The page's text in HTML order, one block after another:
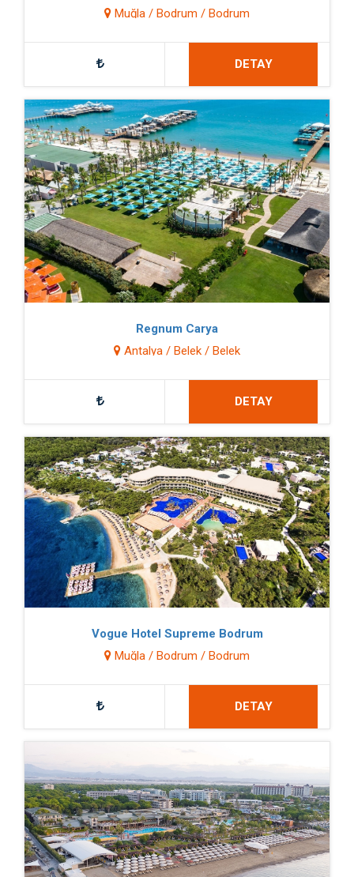
Muğla / Bodrum / Bodrum
DETAY
Regnum Carya
Antalya / Belek / Belek
DETAY
Vogue Hotel Supreme Bodrum
Muğla / Bodrum / Bodrum
DETAY